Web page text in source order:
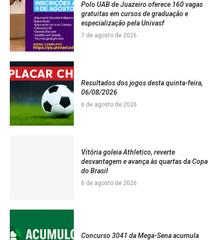
Polo UAB de Juazeiro oferece 160 vagas
gratuitas em cursos de graduação e
especialização pela Univasf
7 de agosto de 2026
Resultados dos jogos desta quinta-feira,
06/08/2026
6 de agosto de 2026
Vitória goleia Athletico, reverte
desvantagem e avança às quartas da Copa
do Brasil
6 de agosto de 2026
Concurso 3041 da Mega-Sena acumula